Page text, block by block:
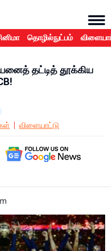
தொழில்நுட்பம்
தட்டித் தூக்கிய
விளையாட்டு